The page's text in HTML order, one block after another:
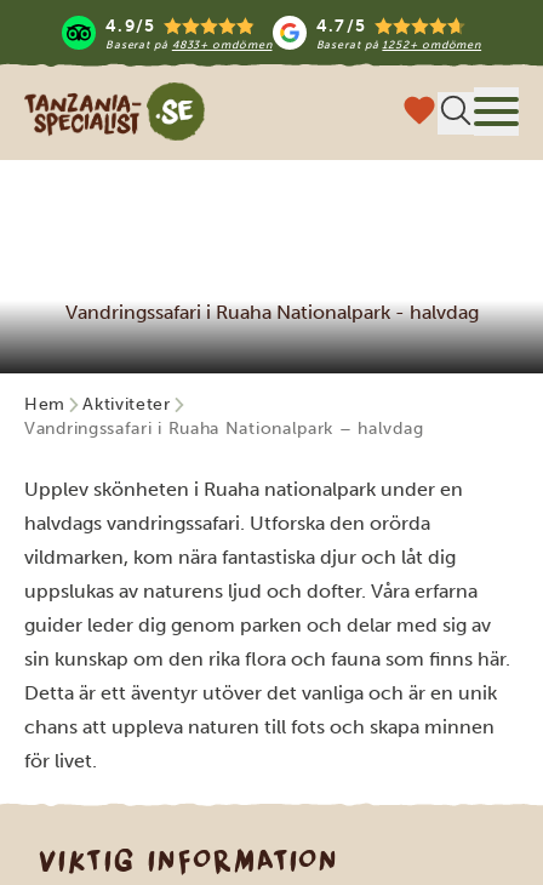
4.9/5
Baserat på 4833+ omdömen
4.7/5
Baserat på1252+ omdömen
Tanzania Specialist
Vandringssafari i Ruaha Nationalpark - halvdag
Hem
Aktiviteter
Vandringssafari i Ruaha Nationalpark – halvdag
Upplev skönheten i Ruaha nationalpark under en
halvdags vandringssafari. Utforska den orörda
vildmarken, kom nära fantastiska djur och låt dig
uppslukas av naturens ljud och dofter. Våra erfarna
guider leder dig genom parken och delar med sig av
sin kunskap om den rika flora och fauna som finns här.
Detta är ett äventyr utöver det vanliga och är en unik
chans att uppleva naturen till fots och skapa minnen
för livet.
VIKTIG INFORMATION